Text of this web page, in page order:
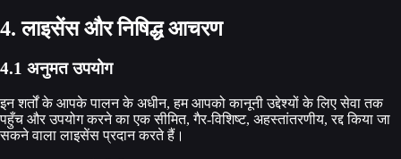
4. लाइसेंस और निषिद्ध आचरण
4.1 अनुमत उपयोग
इन शर्तों के आपके पालन के अधीन, हम आपको कानूनी उद्देश्यों के लिए सेवा तक
पहुँच और उपयोग करने का एक सीमित, गैर-विशिष्ट, अहस्तांतरणीय, रद्द किया जा
सकने वाला लाइसेंस प्रदान करते हैं।